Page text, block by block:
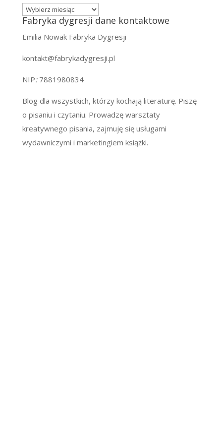
Archiwa
Fabryka dygresji dane kontaktowe
Emilia Nowak Fabryka Dygresji
kontakt@fabrykadygresji.pl
NIP: 7881980834
Blog dla wszystkich, którzy kochają literaturę. Piszę
o pisaniu i czytaniu. Prowadzę warsztaty
kreatywnego pisania, zajmuję się usługami
wydawniczymi i marketingiem książki.